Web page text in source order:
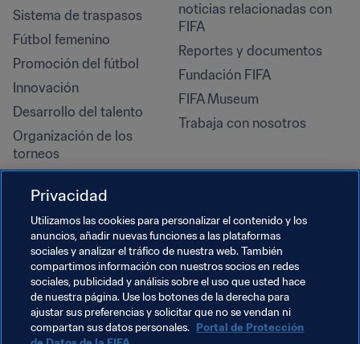
Sistema de traspasos
Fútbol femenino
Promoción del fútbol
Innovación
Desarrollo del talento
Organización de los
torneos
Derechos humanos y lucha
contra la discriminación
Salud y atención médica
Iniciativas educativas
noticias relacionadas con
FIFA
Reportes y documentos
Fundación FIFA
FIFA Museum
Trabaja con nosotros
Privacidad
Utilizamos las cookies para personalizar el contenido y los
anuncios, añadir nuevas funciones a las plataformas
sociales y analizar el tráfico de nuestra web. También
compartimos información con nuestros socios en redes
sociales, publicidad y análisis sobre el uso que usted hace
de nuestra página. Use los botones de la derecha para
ajustar sus preferencias y solicitar que no se vendan ni
compartan sus datos personales. Portal de Protección